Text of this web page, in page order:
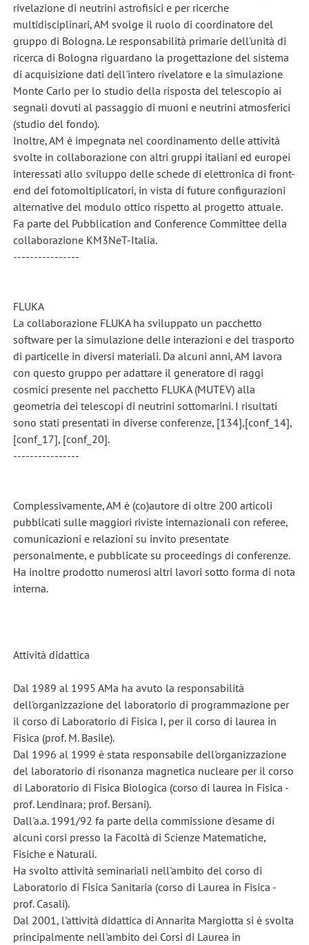
rivelazione di neutrini astrofisici e per ricerche
multidisciplinari, AM svolge il ruolo di coordinatore del
gruppo di Bologna. Le responsabilità primarie dell'unità di
ricerca di Bologna riguardano la progettazione del sistema
di acquisizione dati dell'intero rivelatore e la simulazione
Monte Carlo per lo studio della risposta del telescopio ai
segnali dovuti al passaggio di muoni e neutrini atmosferici
(studio del fondo).
Inoltre, AM è impegnata nel coordinamento delle attività
svolte in collaborazione con altri gruppi italiani ed europei
interessati allo sviluppo delle schede di elettronica di front-
end dei fotomoltiplicatori, in vista di future configurazioni
alternative del modulo ottico rispetto al progetto attuale.
Fa parte del Pubblication and Conference Committee della
collaborazione KM3NeT-Italia.
----------------
FLUKA
La collaborazione FLUKA ha sviluppato un pacchetto
software per la simulazione delle interazioni e del trasporto
di particelle in diversi materiali. Da alcuni anni, AM lavora
con questo gruppo per adattare il generatore di raggi
cosmici presente nel pacchetto FLUKA (MUTEV) alla
geometria dei telescopi di neutrini sottomarini. I risultati
sono stati presentati in diverse conferenze, [134],[conf_14],
[conf_17], [conf_20].
----------------
Complessivamente, AM è (co)autore di oltre 200 articoli
pubblicati sulle maggiori riviste internazionali con referee,
comunicazioni e relazioni su invito presentate
personalmente, e pubblicate su proceedings di conferenze.
Ha inoltre prodotto numerosi altri lavori sotto forma di nota
interna.
Attività didattica
Dal 1989 al 1995 AMa ha avuto la responsabilità
dell'organizzazione del laboratorio di programmazione per
il corso di Laboratorio di Fisica I, per il corso di laurea in
Fisica (prof. M. Basile).
Dal 1996 al 1999 è stata responsabile dell'organizzazione
del laboratorio di risonanza magnetica nucleare per il corso
di Laboratorio di Fisica Biologica (corso di laurea in Fisica -
prof. Lendinara; prof. Bersani).
Dall'a.a. 1991/92 fa parte della commissione d'esame di
alcuni corsi presso la Facoltà di Scienze Matematiche,
Fisiche e Naturali.
Ha svolto attività seminariali nell'ambito del corso di
Laboratorio di Fisica Sanitaria (corso di Laurea in Fisica -
prof. Casali).
Dal 2001, l'attività didattica di Annarita Margiotta si è svolta
principalmente nell'ambito dei Corsi di Laurea in